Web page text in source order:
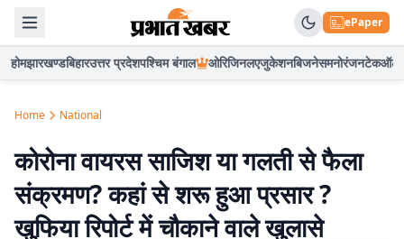
ePaper
होमझारखण्डबिहारउत्तर प्रदेशपश्चिम बंगाल ओरिजिनलएजुकेशनबिजनेसमनोरंजनटेकऑटो
Home National
कोरोना वायरस साजिश या गलती से फैला
संक्रमण? कहां से शरू हुआ प्रसार ?
खुफिया रिपोर्ट में चौकाने वाले खुलासे